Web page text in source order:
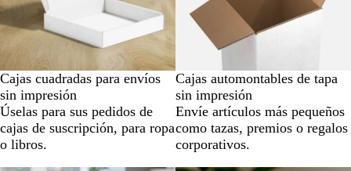
Cajas cuadradas para envíos
sin impresión
Úselas para sus pedidos de
cajas de suscripción, para ropa
o libros.
Cajas automontables de tapa
sin impresión
Envíe artículos más pequeños
como tazas, premios o regalos
corporativos.